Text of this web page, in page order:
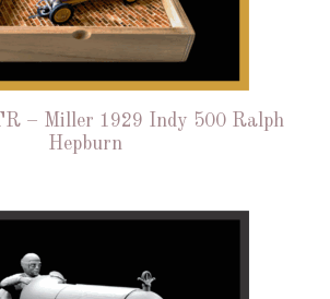
– Miller 1929 Indy 500 Ralph
Hepburn